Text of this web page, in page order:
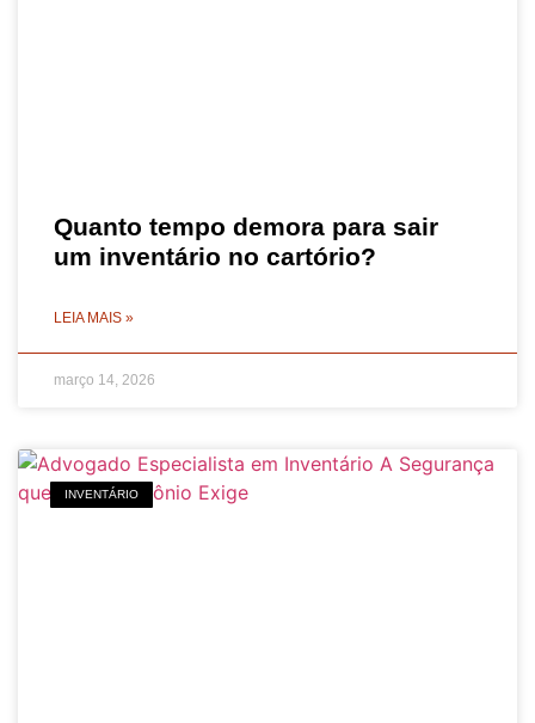
Quanto tempo demora para sair
um inventário no cartório?
LEIA MAIS »
março 14, 2026
INVENTÁRIO